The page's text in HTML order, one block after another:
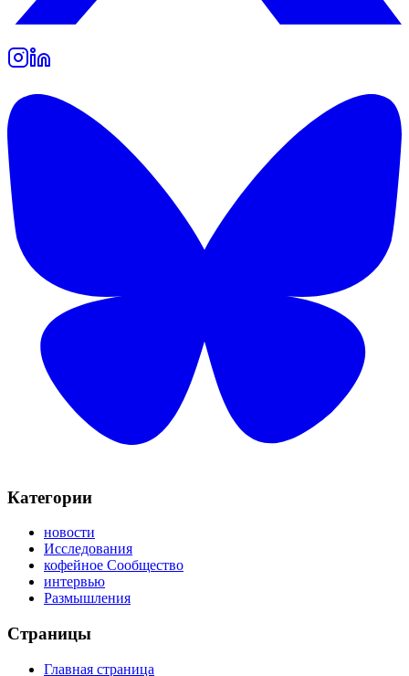
Категории
новости
Исследования
кофейное Сообщество
интервью
Размышления
Страницы
Главная страница